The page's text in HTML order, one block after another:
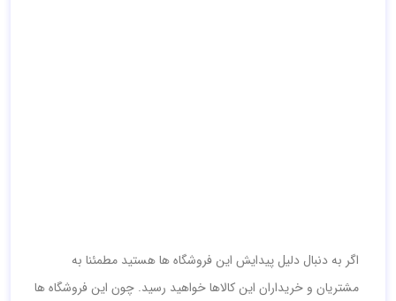
اگر به دنبال دلیل پیدایش این فروشگاه ها هستید مطمئنا به
مشتریان و خریداران این کالاها خواهید رسید. چون این فروشگاه ها